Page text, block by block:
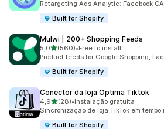
Retargeting Ads Analytic: Facebook
Built for Shopify
Mulwi | 200+ Shopping Feeds
5,0de 5 estrelas
(560)
560 total de avaliações
•Free to install
Product feeds for Google Shopping,
Built for Shopify
Conector da loja Optima Tiktok
4,9de 5 estrelas
(28)
28 total de avaliações
•Instalação gratuita
Sincronização de loja TikTok em
Built for Shopify